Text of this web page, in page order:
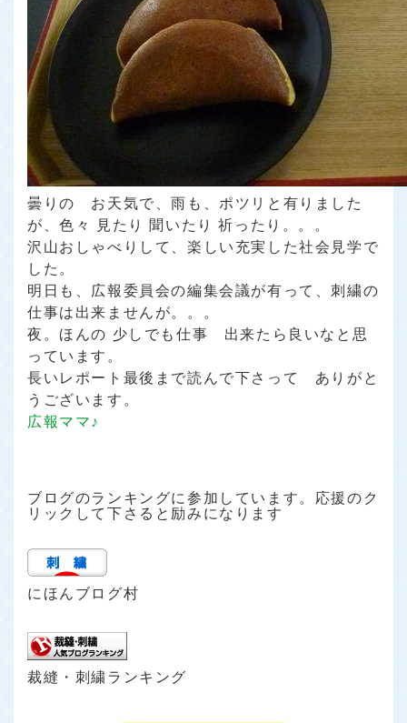
曇りの お天気で、雨も、ポツリと有りました
が、色々 見たり 聞いたり 祈ったり。。。
沢山おしゃべりして、楽しい充実した社会見学で
した。
明日も、広報委員会の編集会議が有って、刺繍の
仕事は出来ませんが。。。
夜。ほんの 少しでも仕事 出来たら良いなと思
っています。
長いレポート最後まで読んで下さって ありがと
うございます。
広報ママ♪
ブログのランキングに参加しています。応援のク
リックして下さると励みになります
にほんブログ村
裁縫・刺繍ランキング